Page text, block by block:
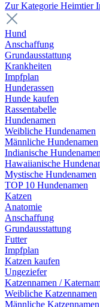
Zur Kategorie Heimtier
Hund
Anschaffung
Grundausstattung
Krankheiten
Impfplan
Hunderassen
Hunde kaufen
Rassentabelle
Hundenamen
Weibliche Hundenamen
Männliche Hundenamen
Indianische Hundenamen
Hawaiianische
Mystische Hundenamen
TOP 10 Hundenamen
Katzen
Anatomie
Anschaffung
Grundausstattung
Futter
Impfplan
Katzen kaufen
Ungeziefer
Katzennamen /
Weibliche Katzennamen
Männliche Katzennamen